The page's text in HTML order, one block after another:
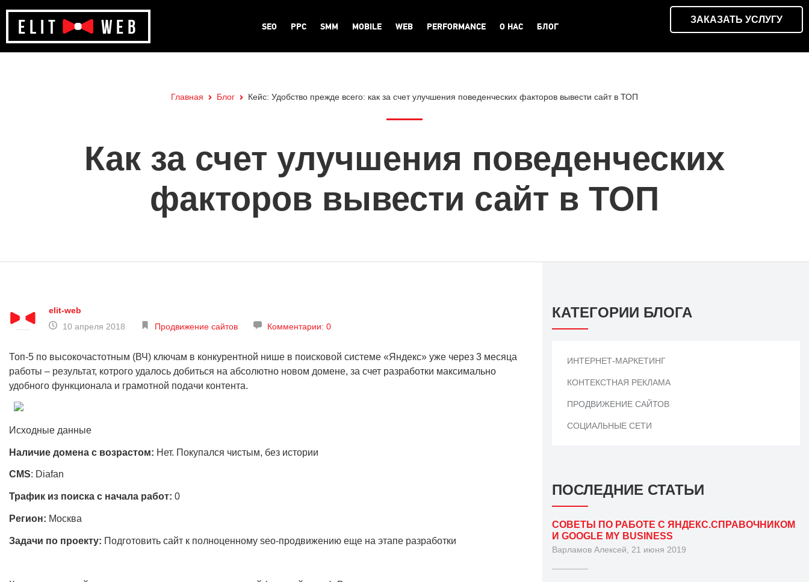
SEO PPC SMM MOBILE WEB PERFORMANCE О НАС БЛОГ
ЗАКАЗАТЬ УСЛУГУ
Главная Блог Кейс: Удобство прежде всего: как за счет улучшения поведенческих факторов вывести сайт в ТОП
Как за счет улучшения поведенческих
факторов вывести сайт в ТОП
elit-web
10 апреля 2018
Продвижение сайтов Комментарии: 0
Топ-5 по высокочастотным (ВЧ) ключам в конкурентной нише в поисковой системе «Яндекс» уже через 3 месяца
работы – результат, котрого удалось добиться на абсолютно новом домене, за счет разработки максимально
удобного функционала и грамотной подачи контента.
Исходные данные
Наличие домена с возрастом: Нет. Покупался чистым, без истории
CMS: Diafan
Трафик из поиска с начала работ: 0
Регион: Москва
Задачи по проекту: Подготовить сайт к полноценному seo-продвижению еще на этапе разработки
КАТЕГОРИИ БЛОГА
ИНТЕРНЕТ-МАРКЕТИНГ
КОНТЕКСТНАЯ РЕКЛАМА
ПРОДВИЖЕНИЕ САЙТОВ
СОЦИАЛЬНЫЕ СЕТИ
ПОСЛЕДНИЕ СТАТЬИ
СОВЕТЫ ПО РАБОТЕ С ЯНДЕКС.СПРАВОЧНИКОМ
И GOOGLE MY BUSINESS
Варламов Алексей, 21 июня 2019